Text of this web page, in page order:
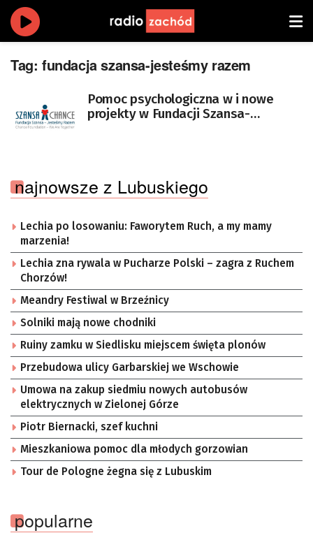
Tag: fundacja szansa-jesteśmy razem
Pomoc psychologiczna w i nowe
projekty w Fundacji Szansa-
najnowsze z Lubuskiego
Lechia po losowaniu: Faworytem Ruch, a my mamy
marzenia!
Lechia zna rywala w Pucharze Polski – zagra z Ruchem
Chorzów!
Meandry Festiwal w Brzeźnicy
Solniki mają nowe chodniki
Ruiny zamku w Siedlisku miejscem święta plonów
Przebudowa ulicy Garbarskiej we Wschowie
Umowa na zakup siedmiu nowych autobusów
elektrycznych w Zielonej Górze
Piotr Biernacki, szef kuchni
Mieszkaniowa pomoc dla młodych gorzowian
Tour de Pologne żegna się z Lubuskim
popularne